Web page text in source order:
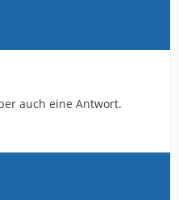
auch eine Antwort.